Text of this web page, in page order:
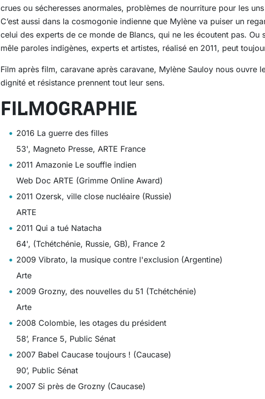
crues ou sécheresses anormales, problèmes de nourriture pour les
C’est aussi dans la cosmogonie indienne que Mylène va puiser un
celui des experts de ce monde de Blancs, qui ne les écoutent pas.
mêle paroles indigènes, experts et artistes, réalisé en 2011, peut
Film après film, caravane après caravane, Mylène Sauloy nous ouvre
dignité et résistance prennent tout leur sens.
FILMOGRAPHIE
2016 La guerre des filles
53', Magneto Presse, ARTE France
2011 Amazonie Le souffle indien
Web Doc ARTE (Grimme Online Award)
2011 Ozersk, ville close nucléaire (Russie)
ARTE
2011 Qui a tué Natacha
64', (Tchétchénie, Russie, GB), France 2
2009 Vibrato, la musique contre l'exclusion (Argentine)
Arte
2009 Grozny, des nouvelles du 51 (Tchétchénie)
Arte
2008 Colombie, les otages du président
58’, France 5, Public Sénat
2007 Babel Caucase toujours ! (Caucase)
90’, Public Sénat
2007 Si près de Grozny (Caucase)